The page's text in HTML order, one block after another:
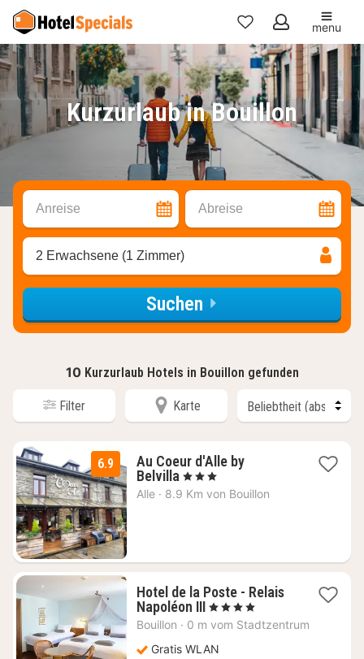
Meine
Favoriten
menu
Kurzurlaub in Bouillon
Anreise Abreise
2 Erwachsene (1 Zimmer)
Suchen
10 Kurzurlaub Hotels in Bouillon gefunden
Filter Karte
6.9
Au Coeur d'Alle by
Belvilla 2
Nächte
, 3 Sterne
Alle · 8.9 Km von Bouillon
Hotel de la Poste - Relais
Napoléon III1
Nacht
112,50
, 4 Sterne
Bouillon · 0 m vom Stadtzentrum
Gratis WLAN